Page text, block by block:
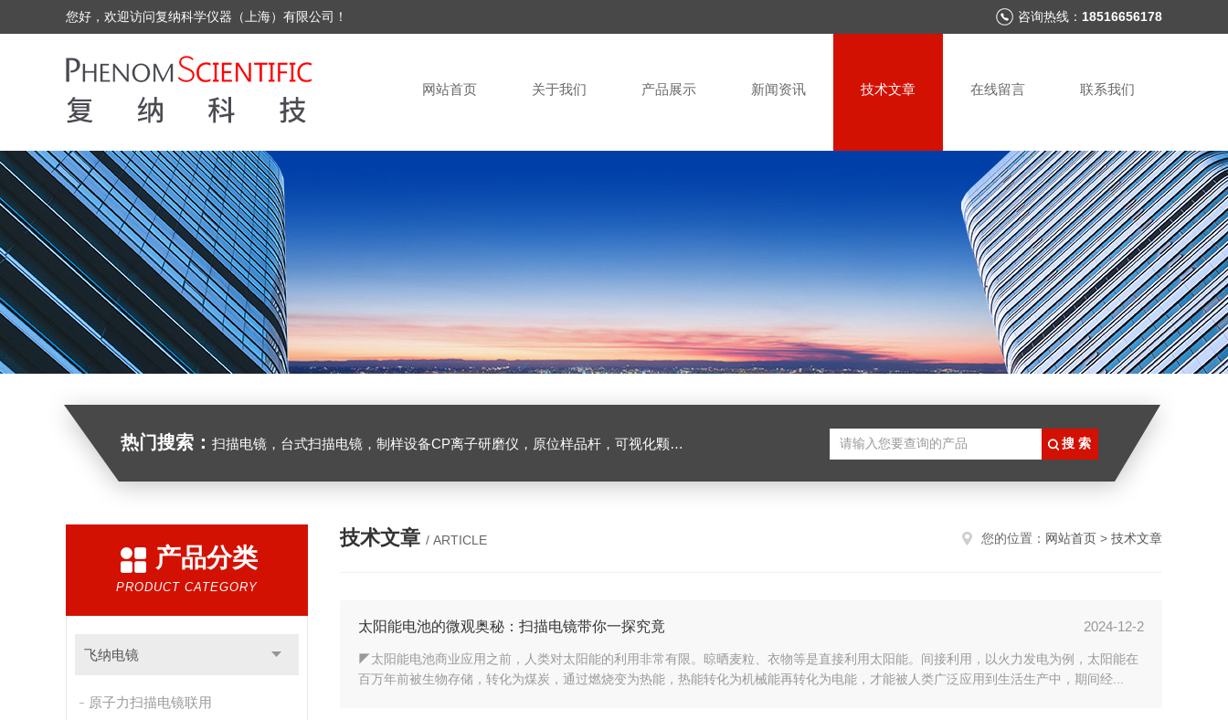
您好，欢迎访问复纳科学仪器（上海）有限公司！ 咨询热线： 18516656178
网站首页 关于我们 产品展示 新闻资讯 技术文章 在线留言 联系我们
热门搜索： 扫描电镜，台式扫描电镜，制样设备CP离子研磨仪，原位样品杆，可视化颗粒检测，高分辨台式显微 CT，粉末原子层沉积系统，纳米气溶胶沉积系统
产品分类
PRODUCT CATEGORY
飞纳电镜
原子力扫描电镜联用
技术文章 / ARTICLE 您的位置： 网站首页 > 技术文章
太阳能电池的微观奥秘：扫描电镜带你一探究竟 2024-12-2
◤太阳能电池商业应用之前，人类对太阳能的利用非常有限。晾晒麦粒、衣物等是直接利用太阳能。间接利用，以火力发电为例，太阳能在
百万年前被生物存储，转化为煤炭，通过燃烧变为热能，热能转化为机械能再转化为电能，才能被人类广泛应用到生活生产中，期间经...